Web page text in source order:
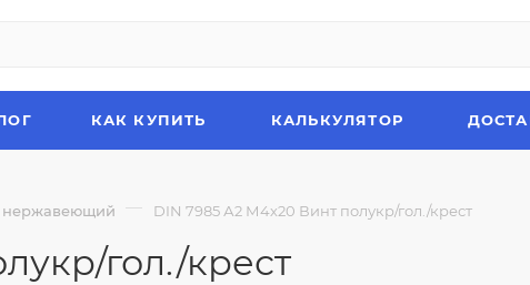
КАК КУПИТЬ КАЛЬКУЛЯТОР
нержавеющий — DIN 7985 А2 М4х20 Винт полукр/гол./крест
гол./крест